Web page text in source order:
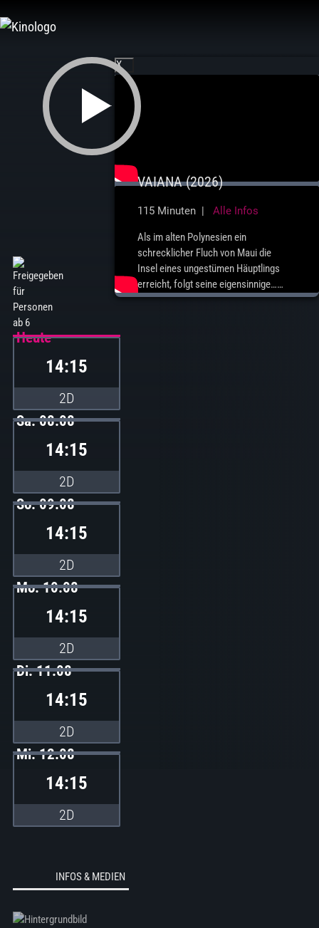
Inhalt
X
VAIANA (2026)
115 Minuten | Alle Infos
Als im alten Polynesien ein
schrecklicher Fluch von Maui die
Insel eines ungestümen Häuptlings
erreicht, folgt seine eigensinnige…
mehr
Heute
14:15
2D
Sa. 08.08
14:15
2D
So. 09.08
14:15
2D
Mo. 10.08
14:15
2D
Di. 11.08
14:15
2D
Mi. 12.08
14:15
2D
INFOS & MEDIEN